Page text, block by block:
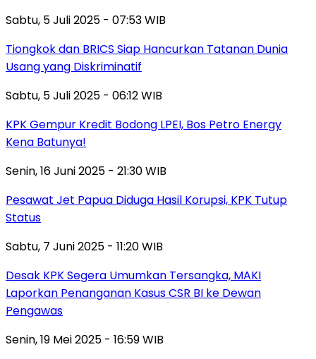
Sabtu, 5 Juli 2025 - 07:53 WIB
Tiongkok dan BRICS Siap Hancurkan Tatanan Dunia
Usang yang Diskriminatif
Sabtu, 5 Juli 2025 - 06:12 WIB
KPK Gempur Kredit Bodong LPEI, Bos Petro Energy
Kena Batunya!
Senin, 16 Juni 2025 - 21:30 WIB
Pesawat Jet Papua Diduga Hasil Korupsi, KPK Tutup
Status
Sabtu, 7 Juni 2025 - 11:20 WIB
Desak KPK Segera Umumkan Tersangka, MAKI
Laporkan Penanganan Kasus CSR BI ke Dewan
Pengawas
Senin, 19 Mei 2025 - 16:59 WIB